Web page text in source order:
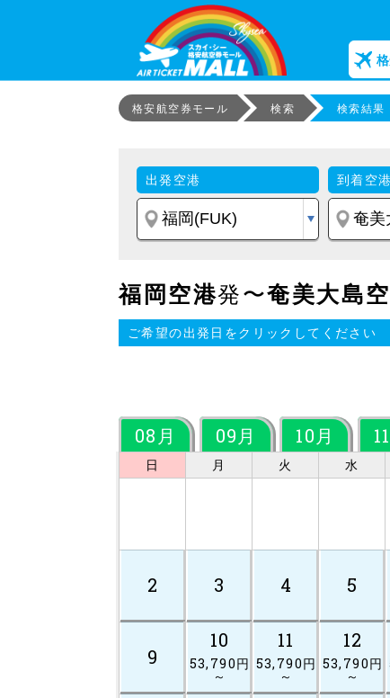
格安航空券モール 検索 検索結果
出発空港 到着空港
福岡空港発〜奄美大島
ご希望の出発日をクリックしてください
08月 09月 10月
日 月 火 水
2 3 4 5
9
10
53,790円
～
11
53,790円
～
12
53,790円
～